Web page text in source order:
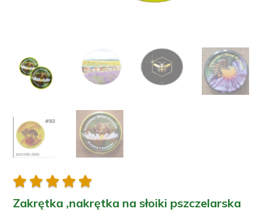
    
Zakrętka ,nakrętka na słoiki pszczelarska